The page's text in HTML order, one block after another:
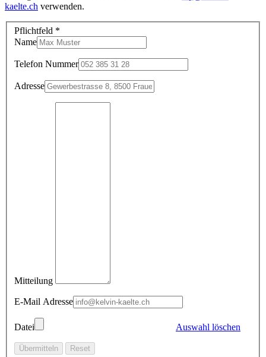
kaelte.ch verwenden.
Pflichtfeld *
Name
Telefon Nummer
Adresse
Mitteilung
E-Mail Adresse
Datei Auswahl löschen